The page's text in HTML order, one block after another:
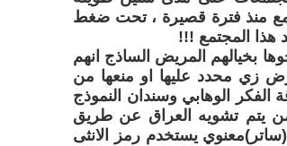
منذ فترة قصيرة ، تحت ضغط
هذا المجتمع !!!
بخيالهم المريض الساذج انهم
زي محدد عليها او منعها من
الفكر الوهابي وسندان النموذج
من يتم تشويه العراق عن طريق
يستخدم رمز الانثى